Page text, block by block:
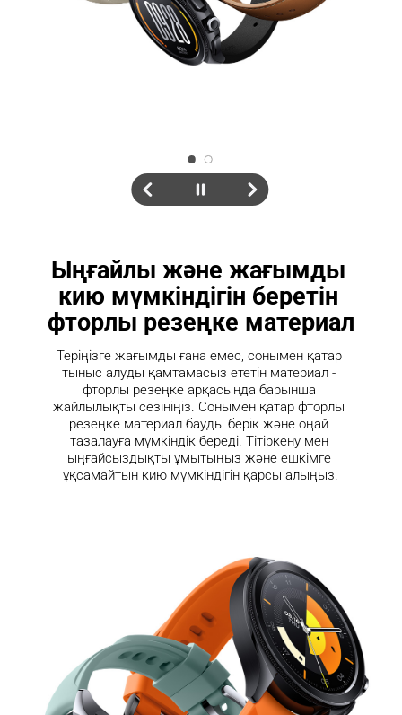
Ыңғайлы және жағымды
кию мүмкіндігін беретін
фторлы резеңке материал
Теріңізге жағымды ғана емес, сонымен қатар
тыныс алуды қамтамасыз ететін материал -
фторлы резеңке арқасында барынша
жайлылықты сезініңіз. Сонымен қатар фторлы
резеңке материал бауды берік және оңай
тазалауға мүмкіндік береді. Тітіркену мен
ыңғайсыздықты ұмытыңыз және ешкімге
ұқсамайтын кию мүмкіндігін қарсы алыңыз.